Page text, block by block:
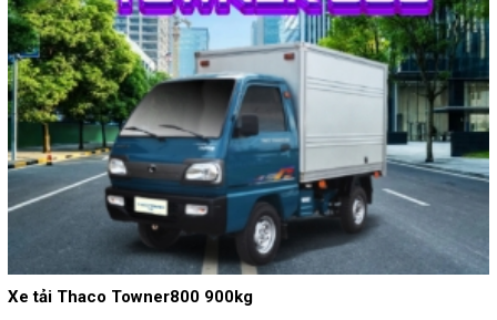
Xe tải Thaco Towner800 900kg